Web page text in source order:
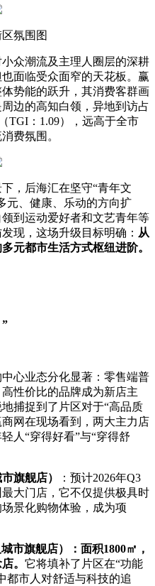
氛围图
众潮流及主理人圈层的深耕
面临受众面窄的天花板。赢
势能的跃升，其消费客群画
边的高知白领，异地到访占
TGI：1.09），远高于全市
费氛围。
，后海汇在坚守“青年文
元、健康、乐动的方向扩
到运动爱好者和文艺青年等
现，这场升级目标明确： 从
元都市生活方式枢纽进阶。
心业态分化显著：零售端普
性价比的品牌成为新店主
捕捉到了片区对于“高品质
网在现场看到，两大主力店
人“穿得好看”与“穿得舒
旗舰店）
：预计2026年Q3
大门店，它不仅提供极具时
景化购物体验，成为项
市旗舰店）：面积1800㎡，
。 它将填补了片区在“功能
都市人对舒适与科技的追